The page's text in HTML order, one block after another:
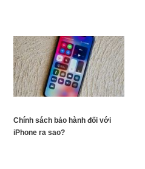
Chính sách bảo hành đối với
iPhone ra sao?